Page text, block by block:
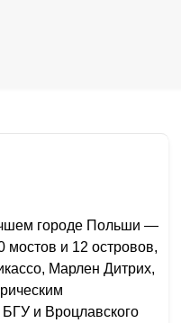
городе Польши —
мостов и 12 островов,
Марлен Дитрих,
и Вроцлавского